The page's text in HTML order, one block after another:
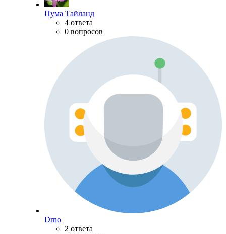
Пума Тайланд
4 ответа
0 вопросов
Drno
2 ответа